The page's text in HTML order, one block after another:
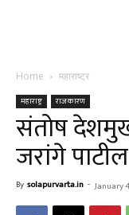
Home महाराष्ट्र
महाराष्ट्र राजकारण
संतोष
जरांगे
By solapurvarta.in - January